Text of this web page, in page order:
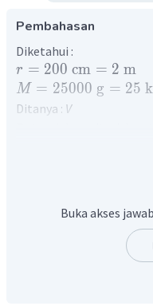
Pembahasan
Diketahui :
r = 200 cm = 2 m
M = 25000 g = 25
Ditanya : V
2
kg
Jadi, jawaban yang
Buka akses